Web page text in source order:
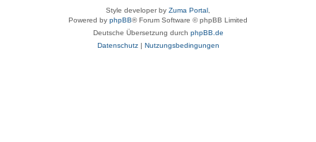
Style developer by Zuma Portal
Powered by phpBB® Forum Software © phpBB Limited
Deutsche Übersetzung durch phpBB.de
Datenschutz| Nutzungsbedingungen